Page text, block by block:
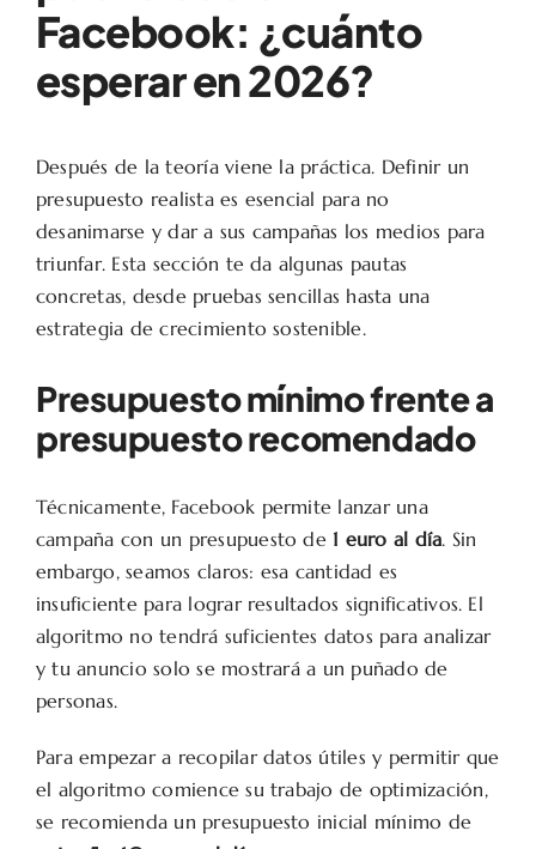
Facebook: ¿cuánto
esperar en 2026?
Después de la teoría viene la práctica. Definir un
presupuesto realista es esencial para no
desanimarse y dar a sus campañas los medios para
triunfar. Esta sección te da algunas pautas
concretas, desde pruebas sencillas hasta una
estrategia de crecimiento sostenible.
Presupuesto mínimo frente a
presupuesto recomendado
Técnicamente, Facebook permite lanzar una
campaña con un presupuesto de 1 euro al día. Sin
embargo, seamos claros: esa cantidad es
insuficiente para lograr resultados significativos. El
algoritmo no tendrá suficientes datos para analizar
y tu anuncio solo se mostrará a un puñado de
personas.
Para empezar a recopilar datos útiles y permitir que
el algoritmo comience su trabajo de optimización,
se recomienda un presupuesto inicial mínimo de